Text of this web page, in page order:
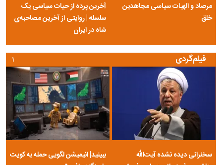
مرصاد و الهیات سیاسی مجاهدین
خلق
آخرین پرده از حیات سیاسی یک
سلسله | روایتی از آخرین مصاحبه‌ی
شاه در ایران
فیلم‌گردی
سخنرانی دیده نشده آیت‌الله
ببینید| انیمیشن لگویی حمله به کویت
۱